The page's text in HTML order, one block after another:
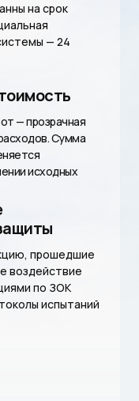
прошедшие
воздействие
по ЗОК
испытаний
— прозрачная
Сумма
исходных
на срок
— 24